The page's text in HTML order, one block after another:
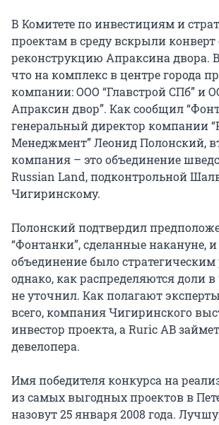
В Комитете по инвестициям и
проектам в среду вскрыли
реконструкцию Апраксина двора.
что на комплекс в центре города
компании: ООО “Главстрой СПб” и
Апраксин двор”. Как сообщил
генеральный директор компании
Менеджмент” Леонид Полонский,
компания – это объединение
Russian Land, подконтрольной
Чигиринскому.
Полонский подтвердил
“Фонтанки”, сделанные накануне,
объединение было
однако, как распределяются доли в
не уточнил. Как полагают
всего, компания Чигиринского
инвестор проекта, а Ruric AB
девелопера.
Имя победителя конкурса на
из самых выгодных проектов в
назовут 25 января 2008 года.